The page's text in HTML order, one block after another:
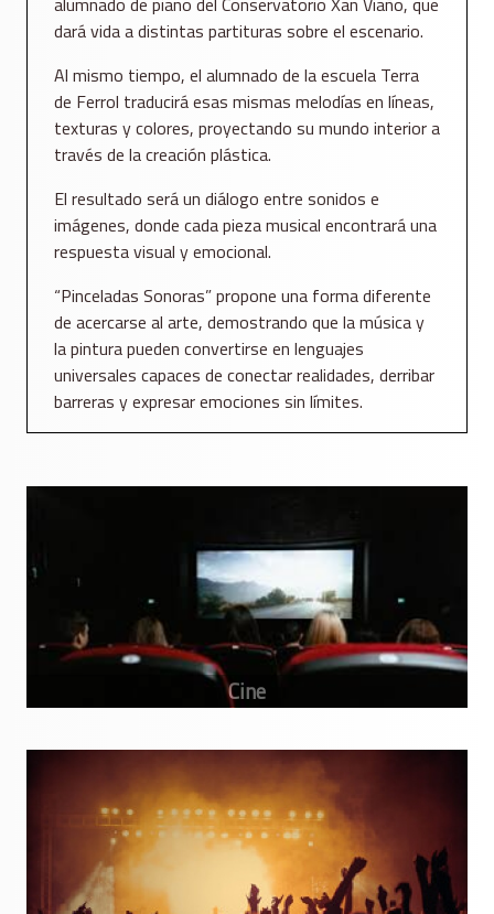
dará vida a distintas partituras sobre el escenario.
Al mismo tiempo, el alumnado de la escuela Terra
de Ferrol traducirá esas mismas melodías en líneas,
texturas y colores, proyectando su mundo interior a
través de la creación plástica.
El resultado será un diálogo entre sonidos e
imágenes, donde cada pieza musical encontrará una
respuesta visual y emocional.
“Pinceladas Sonoras” propone una forma diferente
de acercarse al arte, demostrando que la música y
la pintura pueden convertirse en lenguajes
universales capaces de conectar realidades, derribar
barreras y expresar emociones sin límites.